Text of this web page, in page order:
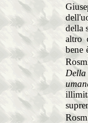
della
altro
bene